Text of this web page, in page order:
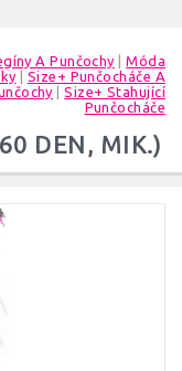
A Punčochy |Móda
Size+ Punčocháče A
|Size+ Stahující
Punčocháče
DEN, MIK.)